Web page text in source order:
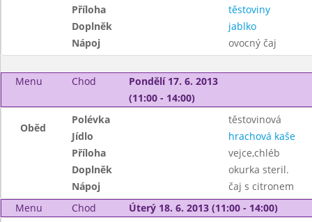
Příloha
těstoviny
Doplněk
jablko
Nápoj
ovocný čaj
Menu Chod
Pondělí 17. 6. 2013
(11:00 - 14:00)
Oběd
Polévka
těstovinová
Jídlo
hrachová kaše
Příloha
vejce,chléb
Doplněk
okurka steril.
Nápoj
čaj s citronem
Menu
Chod Úterý 18. 6. 2013 (11:00 - 14:00)